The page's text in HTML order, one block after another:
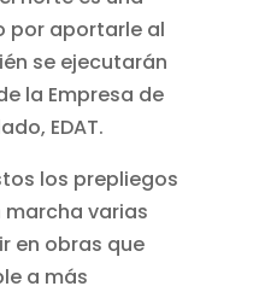
por aportarle al
se ejecutarán
la Empresa de
EDAT.
los prepliegos
marcha varias
en obras que
a más